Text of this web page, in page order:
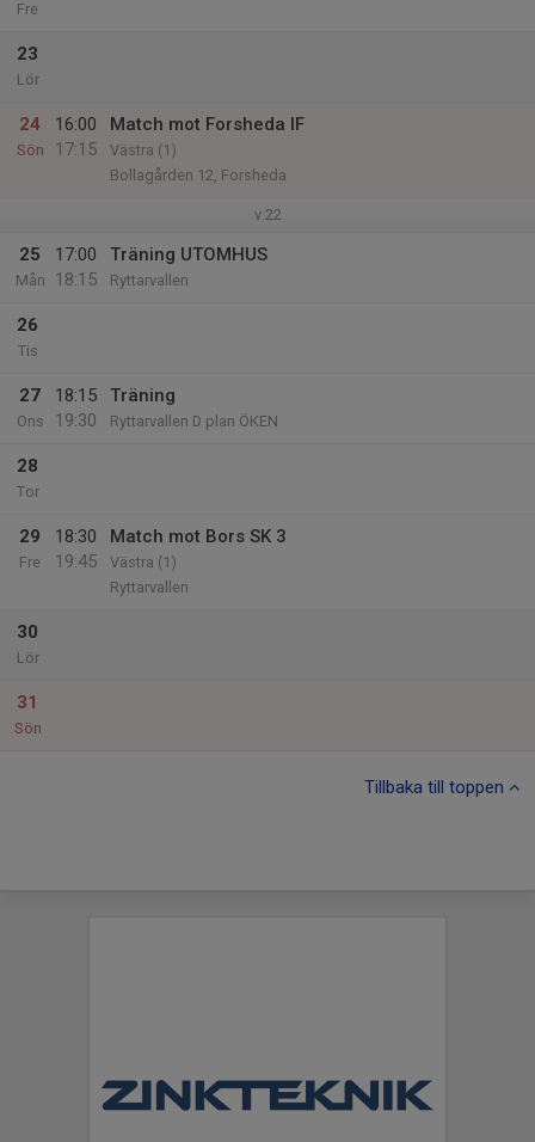
Fre
23
Lör
24
Sön
16:00
17:15
Match mot Forsheda IF
Västra (1)
Bollagården 12, Forsheda
v.22
25
Mån
17:00
18:15
Träning UTOMHUS
Ryttarvallen
26
Tis
27
Ons
18:15
19:30
Träning
Ryttarvallen D plan ÖKEN
28
Tor
29
Fre
18:30
19:45
Match mot Bors SK 3
Västra (1)
Ryttarvallen
30
Lör
31
Sön
Tillbaka till toppen